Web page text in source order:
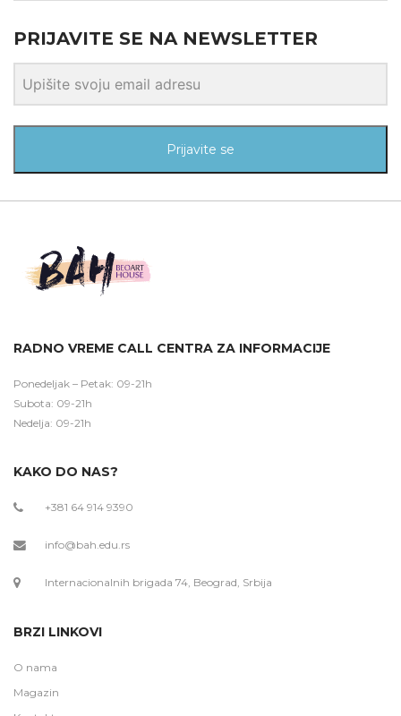
PRIJAVITE SE NA NEWSLETTER
Prijavite se
RADNO VREME CALL CENTRA ZA INFORMACIJE
Ponedeljak – Petak: 09-21h
Subota: 09-21h
Nedelja: 09-21h
KAKO DO NAS?
+381 64 914 9390
info@bah.edu.rs
Internacionalnih brigada 74, Beograd, Srbija
BRZI LINKOVI
O nama
Magazin